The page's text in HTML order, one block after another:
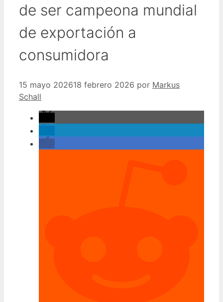
de ser campeona mundial
de exportación a
consumidora
15 mayo 202618 febrero 2026 por Markus
Schall